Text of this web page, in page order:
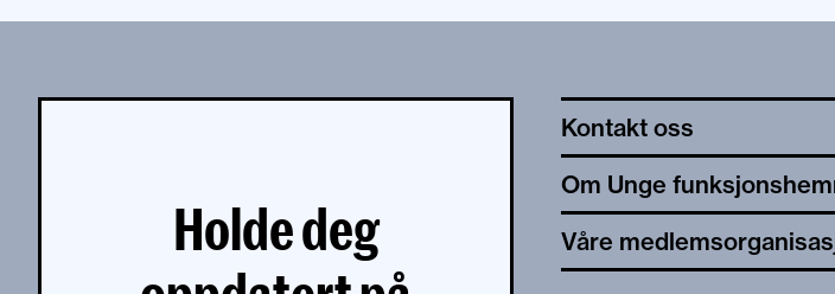
Holde deg
Kontakt oss
Om Unge
Våre